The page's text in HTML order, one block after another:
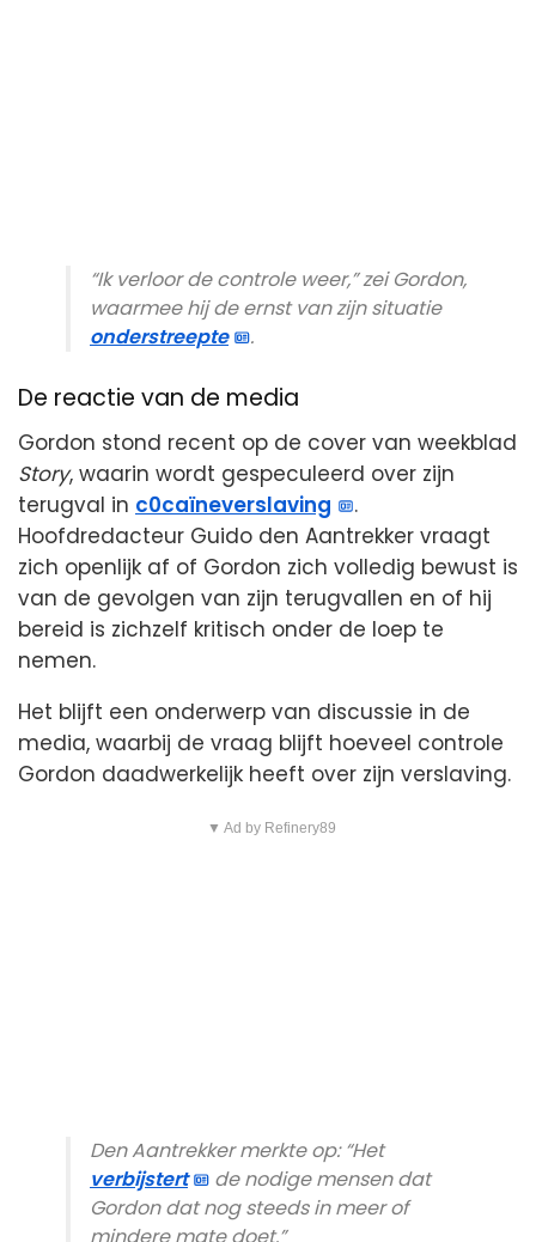
“Ik verloor de controle weer,” zei Gordon,
waarmee hij de ernst van zijn situatie
onderstreepte
.
De reactie van de media
Gordon stond recent op de cover van weekblad
Story, waarin wordt gespeculeerd over zijn
terugval in c0caïneverslaving
.
Hoofdredacteur Guido den Aantrekker vraagt
zich openlijk af of Gordon zich volledig bewust is
van de gevolgen van zijn terugvallen en of hij
bereid is zichzelf kritisch onder de loep te
nemen.
Het blijft een onderwerp van discussie in de
media, waarbij de vraag blijft hoeveel controle
Gordon daadwerkelijk heeft over zijn verslaving.
▼ Ad by Refinery89
Den Aantrekker merkte op: “Het
verbijstert
de nodige mensen dat
Gordon dat nog steeds in meer of